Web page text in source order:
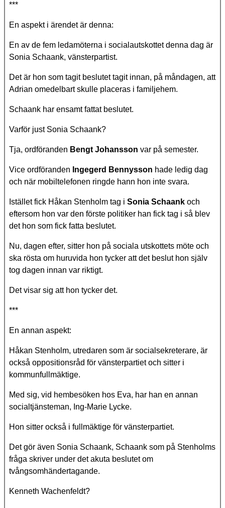
***
En aspekt i ärendet är denna:
En av de fem ledamöterna i socialautskottet denna dag är
Sonia Schaank, vänsterpartist.
Det är hon som tagit beslutet tagit innan, på måndagen, att
Adrian omedelbart skulle placeras i familjehem.
Schaank har ensamt fattat beslutet.
Varför just Sonia Schaank?
Tja, ordföranden Bengt Johansson var på semester.
Vice ordföranden Ingegerd Bennysson hade ledig dag
och när mobiltelefonen ringde hann hon inte svara.
Istället fick Håkan Stenholm tag i Sonia Schaank och
eftersom hon var den förste politiker han fick tag i så blev
det hon som fick fatta beslutet.
Nu, dagen efter, sitter hon på sociala utskottets möte och
ska rösta om huruvida hon tycker att det beslut hon själv
tog dagen innan var riktigt.
Det visar sig att hon tycker det.
***
En annan aspekt:
Håkan Stenholm, utredaren som är socialsekreterare, är
också oppositionsråd för vänsterpartiet och sitter i
kommunfullmäktige.
Med sig, vid hembesöken hos Eva, har han en annan
socialtjänsteman, Ing-Marie Lycke.
Hon sitter också i fullmäktige för vänsterpartiet.
Det gör även Sonia Schaank, Schaank som på Stenholms
fråga skriver under det akuta beslutet om
tvångsomhändertagande.
Kenneth Wachenfeldt?